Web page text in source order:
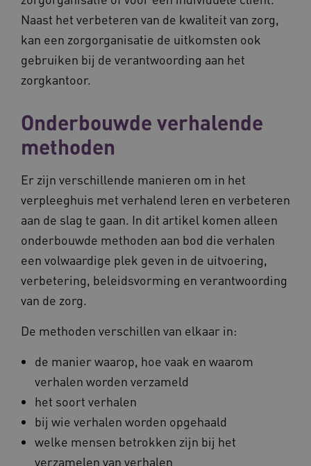
Naast het verbeteren van de kwaliteit van zorg,
kan een zorgorganisatie de uitkomsten ook
gebruiken bij de verantwoording aan het
zorgkantoor.
Onderbouwde verhalende
methoden
Er zijn verschillende manieren om in het
verpleeghuis met verhalend leren en verbeteren
aan de slag te gaan. In dit artikel komen alleen
onderbouwde methoden aan bod die verhalen
een volwaardige plek geven in de uitvoering,
verbetering, beleidsvorming en verantwoording
van de zorg.
De methoden verschillen van elkaar in:
de manier waarop, hoe vaak en waarom
verhalen worden verzameld
het soort verhalen
bij wie verhalen worden opgehaald
welke mensen betrokken zijn bij het
verzamelen van verhalen
__Secure-ROLLOUT_TOKEN
ARRAffinity
Microsoft Corporation
CookieScriptConsent
AWSALBCORS
Google Privacy Policy